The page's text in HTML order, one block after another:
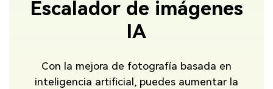
Escalador de imágenes
IA
Con la mejora de fotografía basada en
inteligencia artificial, puedes aumentar la